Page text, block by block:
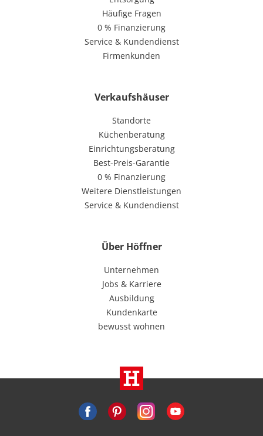
Häufige Fragen
0 % Finanzierung
Service & Kundendienst
Firmenkunden
Verkaufshäuser
Standorte
Küchenberatung
Einrichtungsberatung
Best-Preis-Garantie
0 % Finanzierung
Weitere Dienstleistungen
Service & Kundendienst
Über Höffner
Unternehmen
Jobs & Karriere
Ausbildung
Kundenkarte
bewusst wohnen